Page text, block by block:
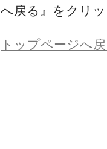
へ戻る』をクリ
トップページへ